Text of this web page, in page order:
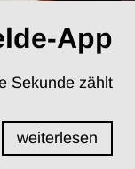
App
Sekunde zählt
weiterlesen